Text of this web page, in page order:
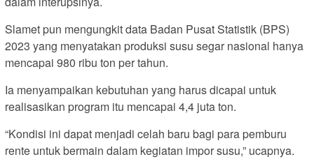
Slamet pun mengungkit data Badan Pusat Statistik (BPS)
2023 yang menyatakan produksi susu segar nasional hanya
mencapai 980 ribu ton per tahun.
Ia menyampaikan kebutuhan yang harus dicapai untuk
realisasikan program itu mencapai 4,4 juta ton.
“Kondisi ini dapat menjadi celah baru bagi para pemburu
rente untuk bermain dalam kegiatan impor susu,” ucapnya.